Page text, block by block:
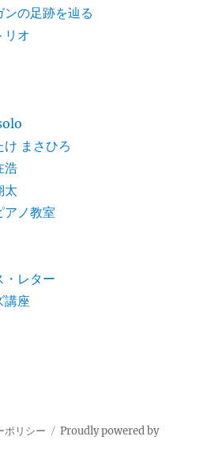
ンの足跡を辿る
リオ
まさひろ
浩
太
アノ教室
・レター
講座
ポリシー
Proudly powered by